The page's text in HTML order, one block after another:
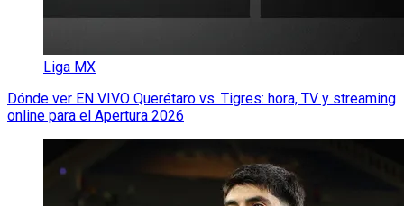
Liga MX
Dónde ver EN VIVO Querétaro vs. Tigres: hora, TV y streaming
online para el Apertura 2026